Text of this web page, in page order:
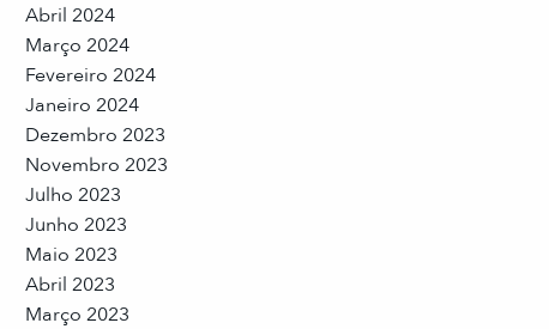
Abril 2024
Março 2024
Fevereiro 2024
Janeiro 2024
Dezembro 2023
Novembro 2023
Julho 2023
Junho 2023
Maio 2023
Abril 2023
Março 2023